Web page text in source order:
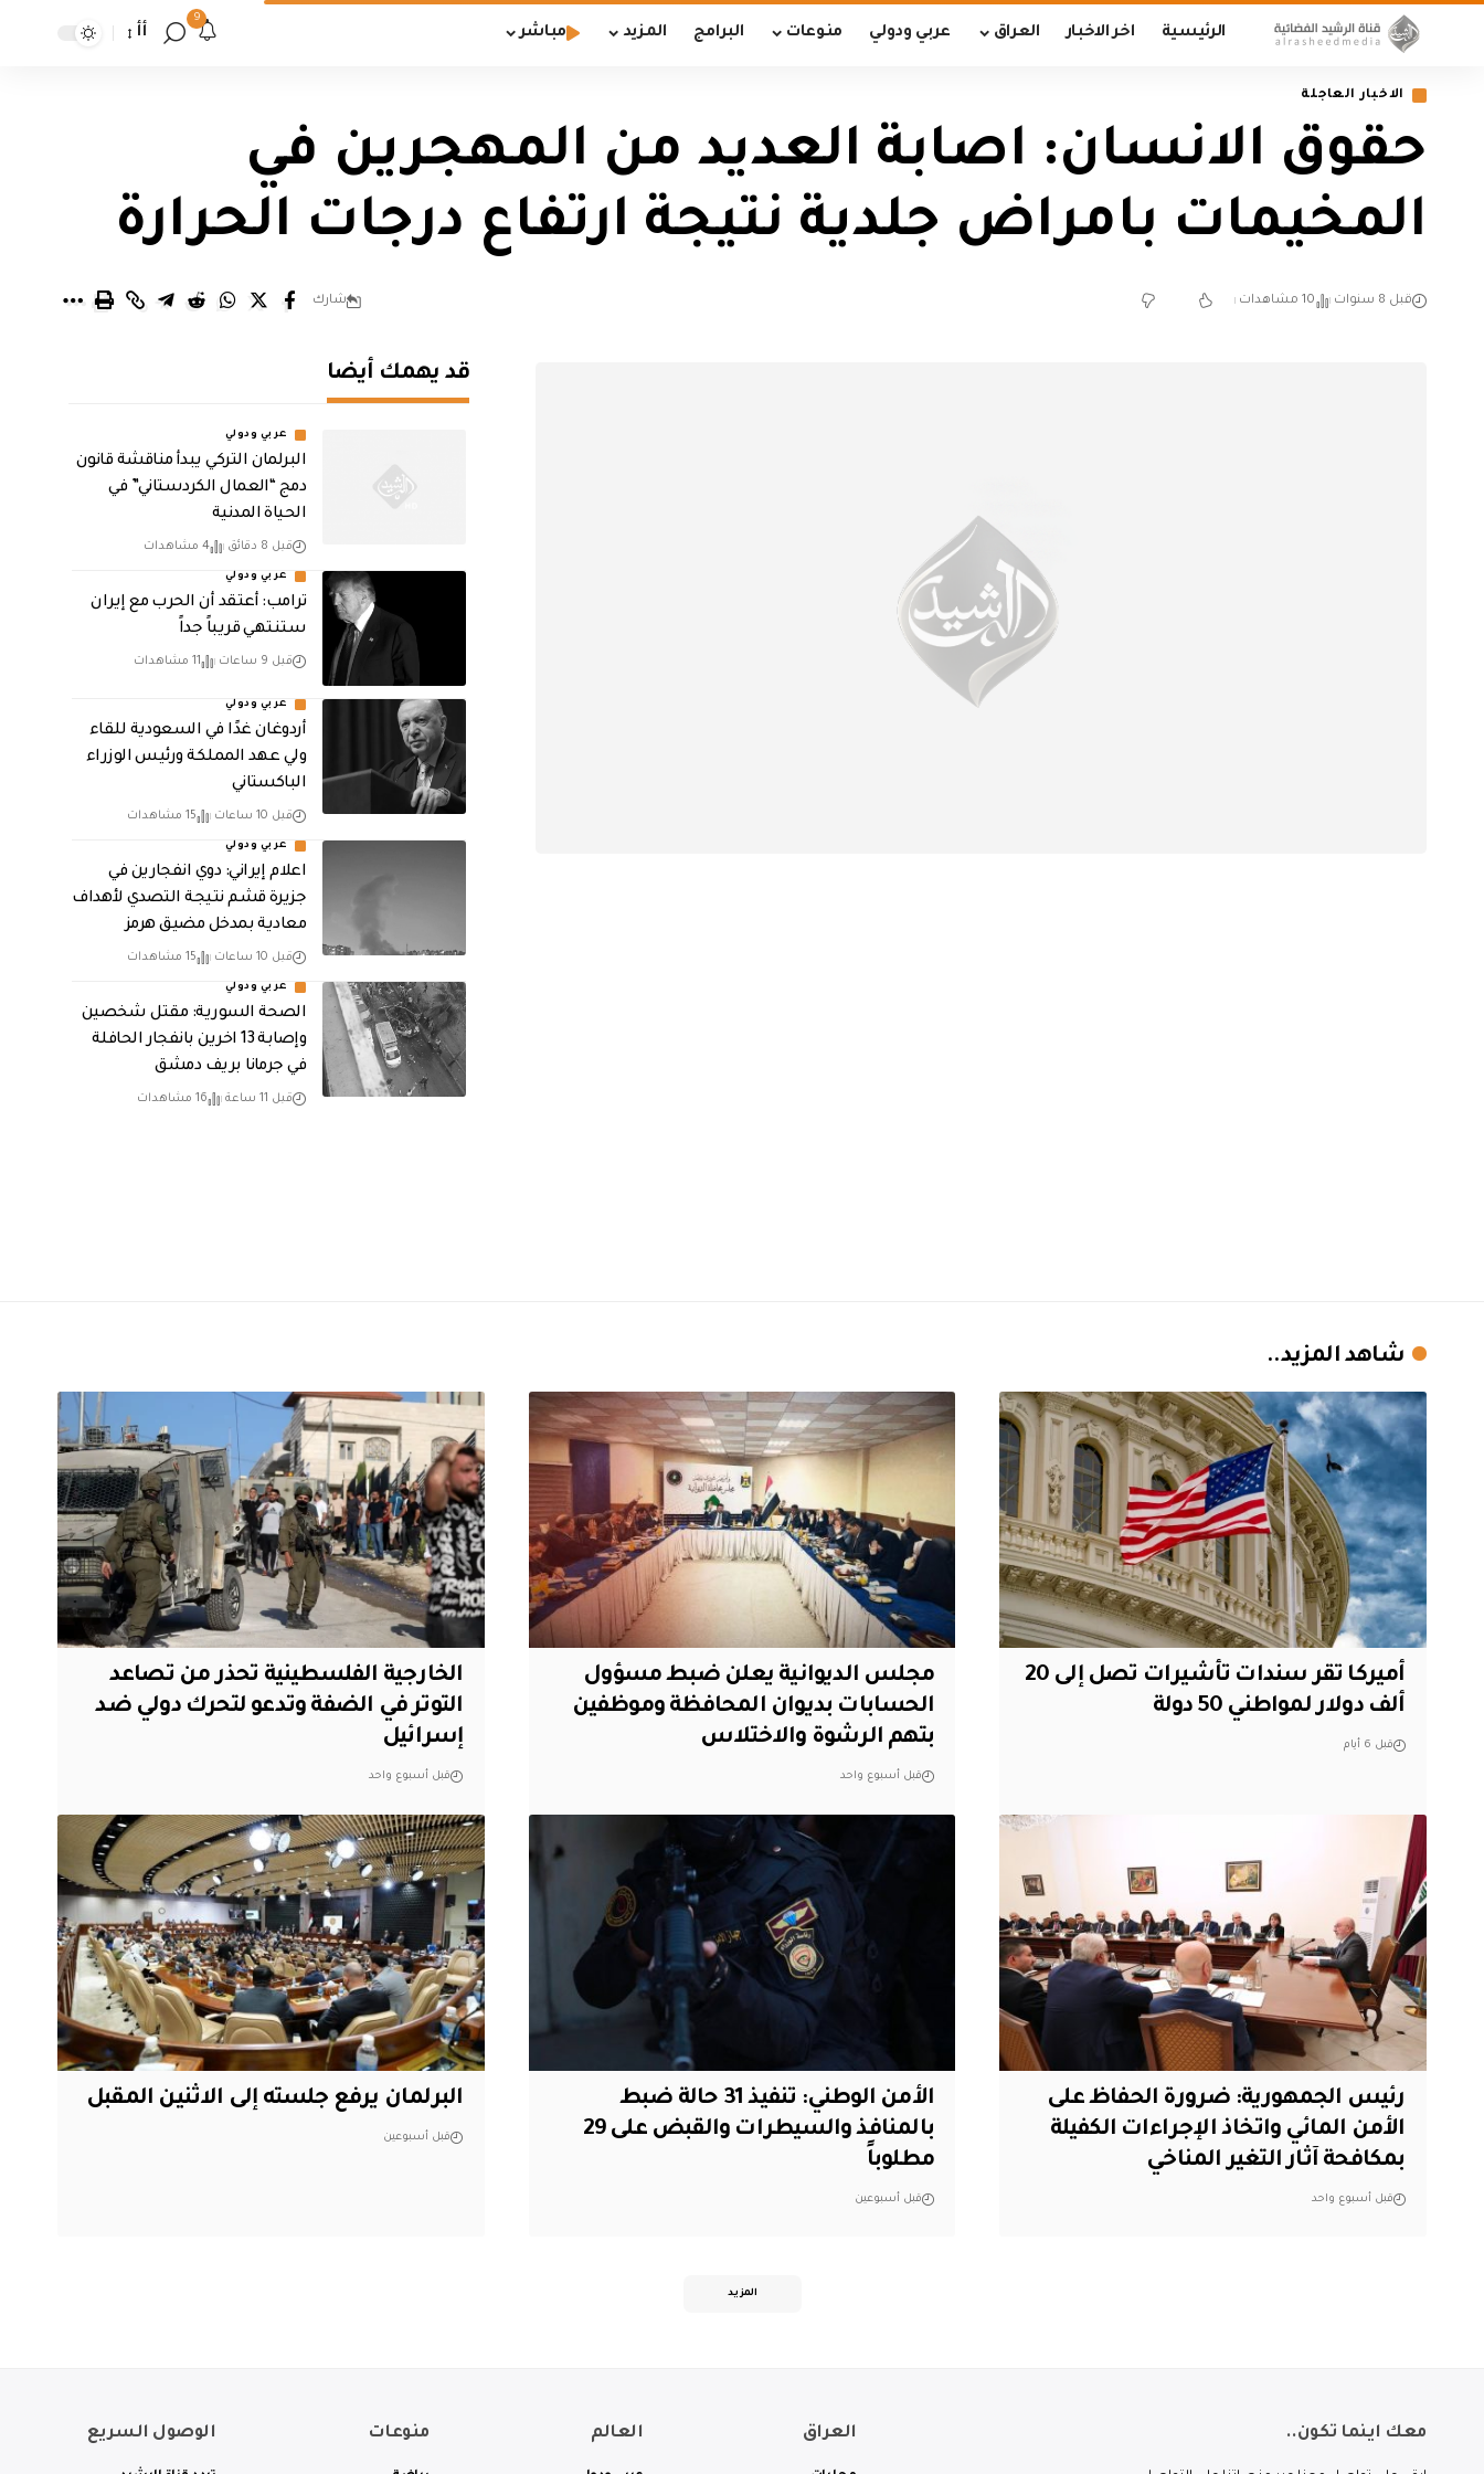
الرئيسية اخر الاخبار العراق عربي ودولي منوعات البرامج المزيد مباشر
9
أأ
الاخبار العاجلة
حقوق الانسان: اصابة العديد من المهجرين في
المخيمات بامراض جلدية نتيجة ارتفاع درجات الحرارة
قبل 8 سنوات 10 مشاهدات شارك
قد يهمك أيضا
عربي ودولي
البرلمان التركي يبدأ مناقشة قانون
دمج “العمال الكردستاني” في
الحياة المدنية
قبل 8 دقائق 4 مشاهدات
عربي ودولي
‏ترامب: أعتقد أن الحرب مع إيران
ستنتهي قريباً جداً
قبل 9 ساعات 11 مشاهدات
عربي ودولي
أردوغان غدًا في السعودية للقاء
ولي عهد المملكة ورئيس الوزراء
الباكستاني
قبل 10 ساعات 15 مشاهدات
عربي ودولي
اعلام إيراني: دوي انفجارين في
جزيرة قشم نتيجة التصدي لأهداف
معادية بمدخل مضيق هرمز
قبل 10 ساعات 15 مشاهدات
عربي ودولي
الصحة السورية: مقتل شخصين
وإصابة 13 اخرين بانفجار الحافلة
في جرمانا بريف دمشق
قبل 11 ساعة 16 مشاهدات
شاهد المزيد..
أميركا تقر سندات تأشيرات تصل إلى 20
ألف دولار لمواطني 50 دولة
قبل 6 أيام
مجلس الديوانية يعلن ضبط مسؤول
الحسابات بديوان المحافظة وموظفين
بتهم الرشوة والاختلاس
قبل أسبوع واحد
الخارجية الفلسطينية تحذر من تصاعد
التوتر في الضفة وتدعو لتحرك دولي ضد
إسرائيل
قبل أسبوع واحد
رئيس الجمهورية: ضرورة الحفاظ على
الأمن المائي واتخاذ الإجراءات الكفيلة
بمكافحة آثار التغير المناخي
قبل أسبوع واحد
الأمن الوطني: تنفيذ 31 حالة ضبط
بالمنافذ والسيطرات والقبض على 29
مطلوباً
قبل أسبوعين
البرلمان يرفع جلسته إلى الاثنين المقبل
قبل أسبوعين
المزيد
معك اينما تكون.. العراق العالم منوعات الوصول السريع